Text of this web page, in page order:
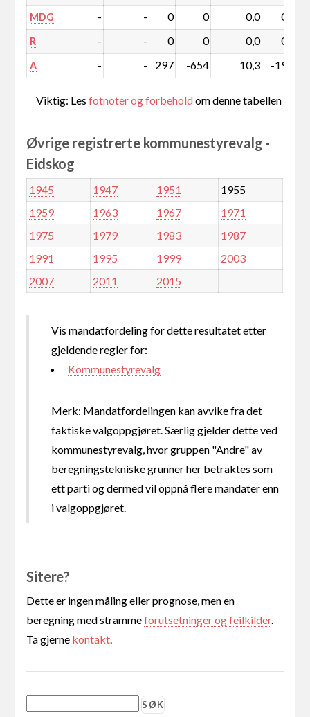
MDG - - 0 0 0,0 0,0
R - - 0 0 0,0 0,0
A - - 297 -654 10,3 -19,5
Viktig: Lesfotnoter og forbeholdom denne tabellen
Øvrige registrerte kommunestyrevalg -
Eidskog
1945 1947 1951
1955
1959
1963 1967
1971
1975
1979 1983
1987
1991
1995 1999
2003
2007
2011 2015
Vis mandatfordeling for dette resultatet etter
gjeldende regler for:
Kommunestyrevalg
Merk: Mandatfordelingen kan avvike fra det
faktiske valgoppgjøret. Særlig gjelder dette ved
kommunestyrevalg, hvor gruppen "Andre" av
beregningstekniske grunner her betraktes som
ett parti og dermed vil oppnå flere mandater enn
i valgoppgjøret.
Sitere?
Dette er ingen måling eller prognose, men en
beregning med strammeforutsetninger og feilkilder.
Ta gjerne kontakt.